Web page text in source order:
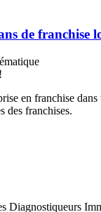
de franchise
en franchise
des franchises.
Diagnostiqueurs